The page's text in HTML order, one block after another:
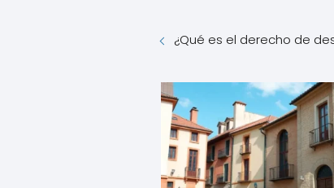
¿Qué es el derecho de